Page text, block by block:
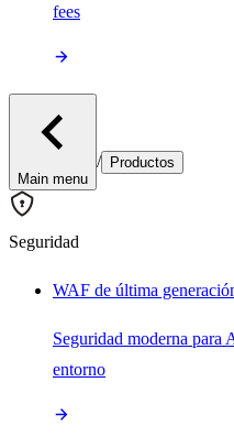
fees
Main menu
/ Productos
Seguridad
WAF de última
Seguridad moderna para
entorno